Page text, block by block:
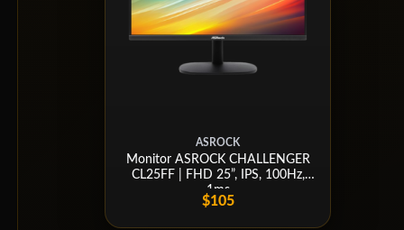
ASROCK
Monitor ASROCK CHALLENGER
CL25FF | FHD 25”, IPS, 100Hz,
1ms
$105